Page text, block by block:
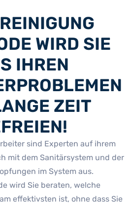
WIRD SIE
IHREN
ZEIT
sind Experten auf ihrem
mit dem Sanitärsystem und der
im System aus.
wird Sie beraten, welche
effektivsten ist, ohne dass Sie